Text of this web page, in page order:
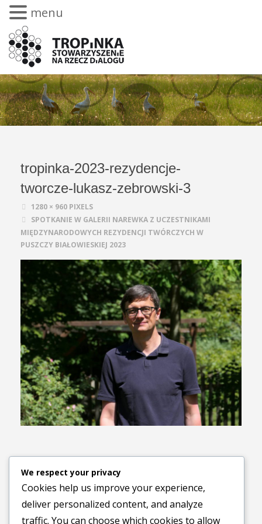
tropinka-2023-rezydencje-
tworcze-lukasz-zebrowski-3
1280 × 960 PIXELS
SPOTKANIE W GALERII NAREWKA Z UCZESTNIKAMI
MIĘDZYNARODOWYCH REZYDENCJI TWÓRCZYCH W
PUSZCZY BIAŁOWIESKIEJ 2023
Previous image
menu
We respect your privacy
Cookies help us improve your experience,
deliver personalized content, and analyze
traffic. You can choose which cookies to allow